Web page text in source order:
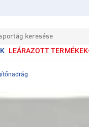
keresése
LEÁRAZOTT TERMÉKEK